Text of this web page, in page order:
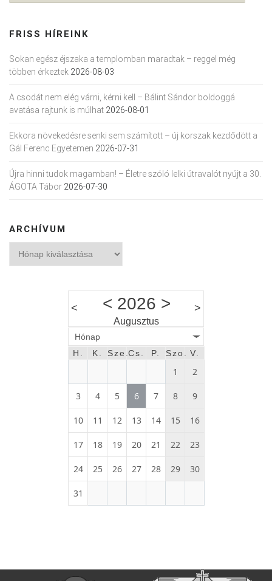
FRISS HÍREINK
Sokan egész éjszaka a templomban maradtak – reggel még
többen érkeztek 2026-08-03
A csodát nem elég várni, kérni kell – Bálint Sándor boldoggá
avatása rajtunk is múlhat 2026-08-01
Ekkora növekedésre senki sem számított – új korszak kezdődött a
Gál Ferenc Egyetemen 2026-07-31
Újra hinni tudok magamban! – Életre szóló lelki útravalót nyújt a 30.
ÁGOTA Tábor 2026-07-30
ARCHÍVUM
< < 2026 >
Augusztus
>
Hónap
H.
K. Sze.Cs. P. Szo. V.
1 2
3 4 5 6 7 8 9
10 11 12 13 14 15 16
17 18 19 20 21 22 23
24 25 26 27 28 29 30
31